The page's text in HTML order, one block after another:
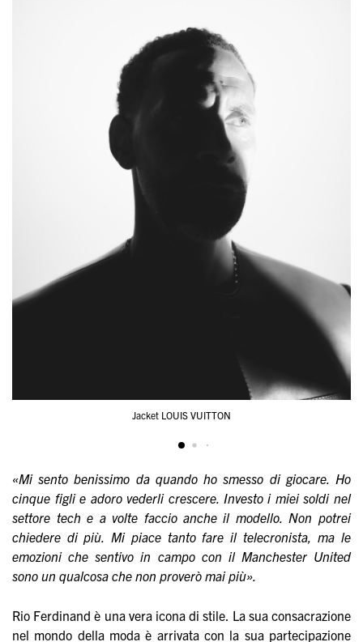
Jacket LOUIS VUITTON
«Mi sento benissimo da quando ho smesso di giocare. Ho
cinque figli e adoro vederli crescere. Investo i miei soldi nel
settore tech e a volte faccio anche il modello. Non potrei
chiedere di più. Mi piace tanto fare il telecronista, ma le
emozioni che sentivo in campo con il Manchester United
sono un qualcosa che non proverò mai più».
Rio Ferdinand è una vera icona di stile. La sua consacrazione
nel mondo della moda è arrivata con la sua partecipazione